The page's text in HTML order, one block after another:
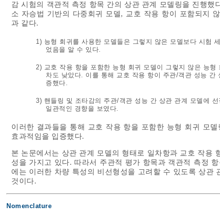
감 시험의 객관적 측정 항목 간의 상관 관계 모델링을 진행
소 자승법 기반의 다중회귀 모델, 교호 작용 항이 포함되지
과 같다.
1) 능형 회귀를 사용한 모델들은 그렇지 않은 모델보다 시험
었음을 알 수 있다.
2) 교호 작용 항을 포함한 능형 회귀 모델이 그렇지 않은 능
차도 낮았다. 이를 통해 교호 작용 항이 주관/객관 성능
증했다.
3) 핸들링 및 조타감의 주관/객관 성능 간 상관 관계 모델에
일관적인 경향을 보였다.
이러한 결과들을 통해 교호 작용 항을 포함한 능형 회귀 모
효과적임을 입증했다.
본 논문에서는 상관 관계 모델의 형태로 일차항과 교호 작용
성을 가지고 있다. 따라서 주관적 평가 항목과 객관적 측정
에는 이러한 차량 특성의 비선형성을 고려할 수 있도록 상관
것이다.
Nomenclature